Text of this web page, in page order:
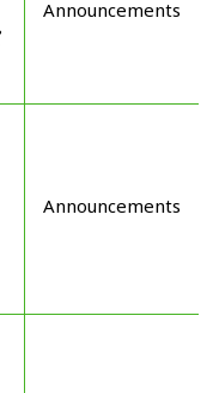
Announcements
Announcements